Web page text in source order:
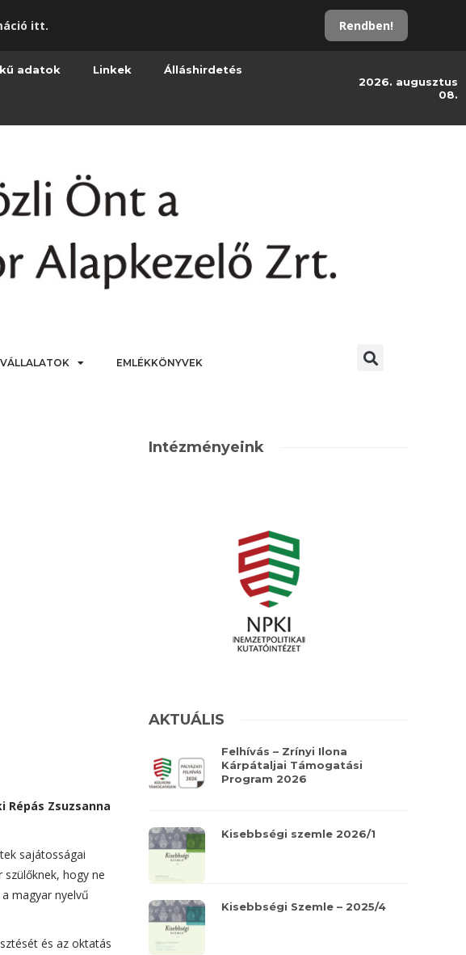
itt. Rendben!
adatok Linkek Álláshirdetés
2026. augusztus
08.
EMLÉKKÖNYVEK
Zsuzsanna
sajátosságai
hogy ne
magyar nyelvű
és az oktatás
Intézményeink
AKTUÁLIS
Felhívás – Zrínyi Ilona
Kárpátaljai Támogatási
Program 2026
Kisebbségi szemle 2026/1
Kisebbségi Szemle – 2025/4